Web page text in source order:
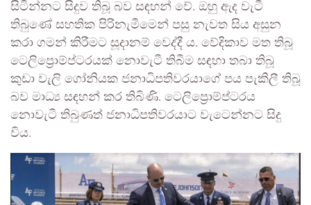
සිටින්නට සිදුව තිබූ බව සඳහන් වේ. ඔහු ඇද වැටී
තිබුණේ සහතික පිරිනැමීමෙන් පසු නැවත සිය අසුන
කරා ගමන් කිරීමට සූදානම් වෙද්දී ය. වේදිකාව මත තිබූ
ටෙලිප්‍රොම්ප්ටරයක් නොවැටී තිබීම සඳහා තබා තිබූ
කුඩා වැලි ගෝනියක ජනාධිපතිවරයාගේ පය පැකිලී තිබූ
බව මාධ්‍ය සඳහන් කර තිබිණි. ටෙලිප්‍රොම්ප්ටරය
නොවැටී තිබුණත් ජනාධිපතිවරයාට වැටෙන්නට සිදු
විය.